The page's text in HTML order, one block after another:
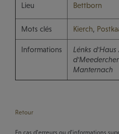
Lieu Bettborn
Mots clés Kierch,
Informations
Lénks d'Haus
Manternach
Retour
En cas d’erreurs ou d’informations